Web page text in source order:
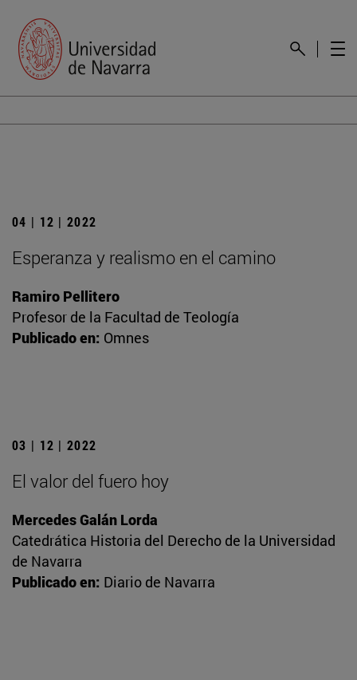
04 | 12 | 2022
Esperanza y realismo en el camino
Ramiro Pellitero
Profesor de la Facultad de Teología
Publicado en: Omnes
03 | 12 | 2022
El valor del fuero hoy
Mercedes Galán Lorda
Catedrática Historia del Derecho de la Universidad
de Navarra
Publicado en: Diario de Navarra